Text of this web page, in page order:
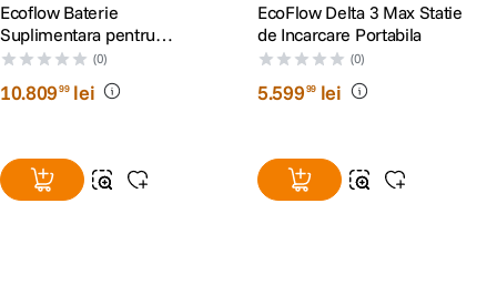
Ecoflow Baterie
Suplimentara pentru
EcoFlow Delta Pro 3
(0)
10.80999 lei
EcoFlow Delta 3 Max Statie
de Incarcare Portabila
(0)
5.59999 lei